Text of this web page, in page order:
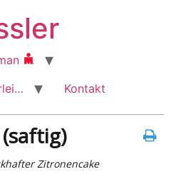
Kontakt
Zitronencake